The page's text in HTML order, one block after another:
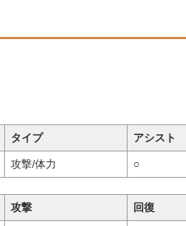
タイプ アシスト
攻撃/体力 ○
攻撃 回復